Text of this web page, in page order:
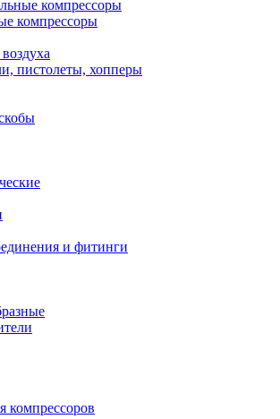
компрессоры
компрессоры
пистолеты, хопперы
и фитинги
компрессоров